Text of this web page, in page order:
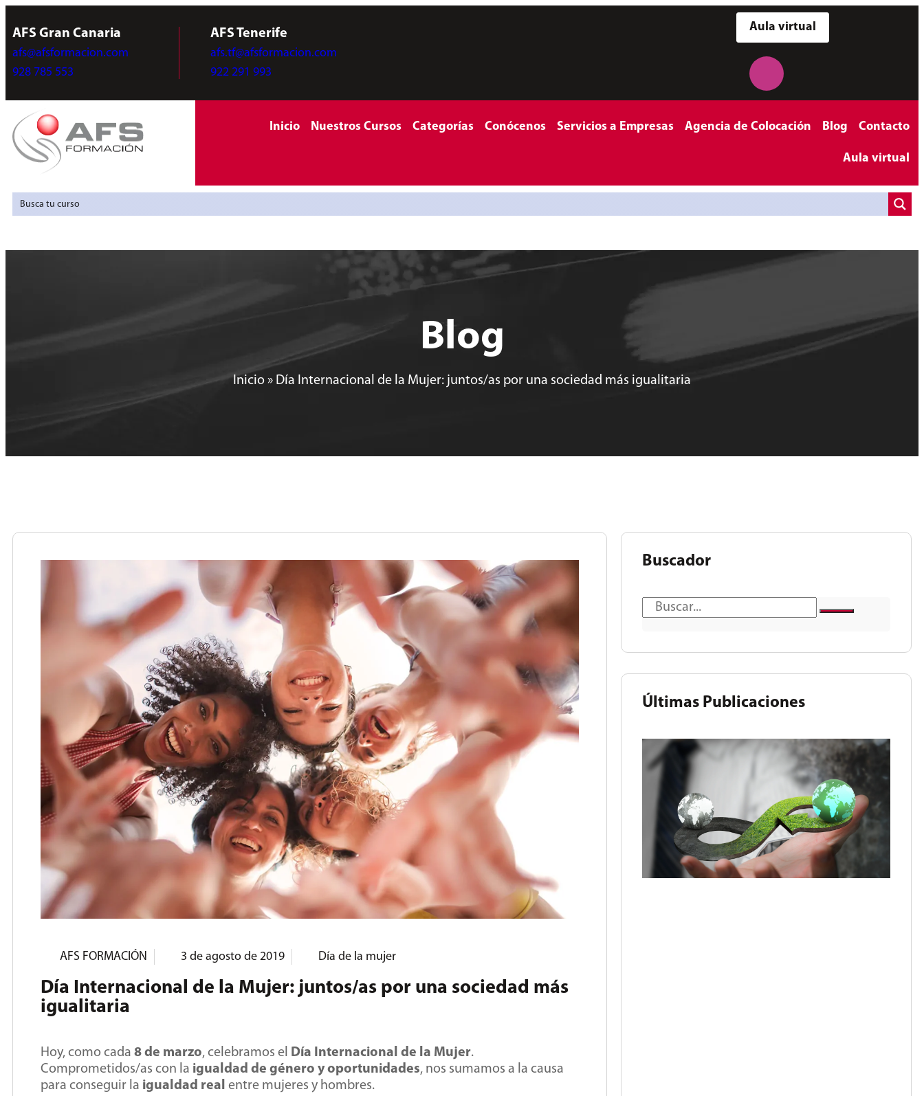
AFS Gran Canaria
afs@afsformacion.com
928 785 553
AFS Tenerife
afs.tf@afsformacion.com
922 291 993
Aula virtual
Inicio Nuestros Cursos Categorías Conócenos Servicios a Empresas Agencia de Colocación Blog Contacto
Aula virtual
Blog
Inicio » Día Internacional de la Mujer: juntos/as por una sociedad más igualitaria
AFS FORMACIÓN 3 de agosto de 2019 Día de la mujer
Día Internacional de la Mujer: juntos/as por una sociedad más
igualitaria
Hoy, como cada 8 de marzo, celebramos el Día Internacional de la Mujer.
Comprometidos/as con la igualdad de género y oportunidades, nos sumamos a la causa
para conseguir la igualdad real entre mujeres y hombres.
Buscador
Últimas Publicaciones